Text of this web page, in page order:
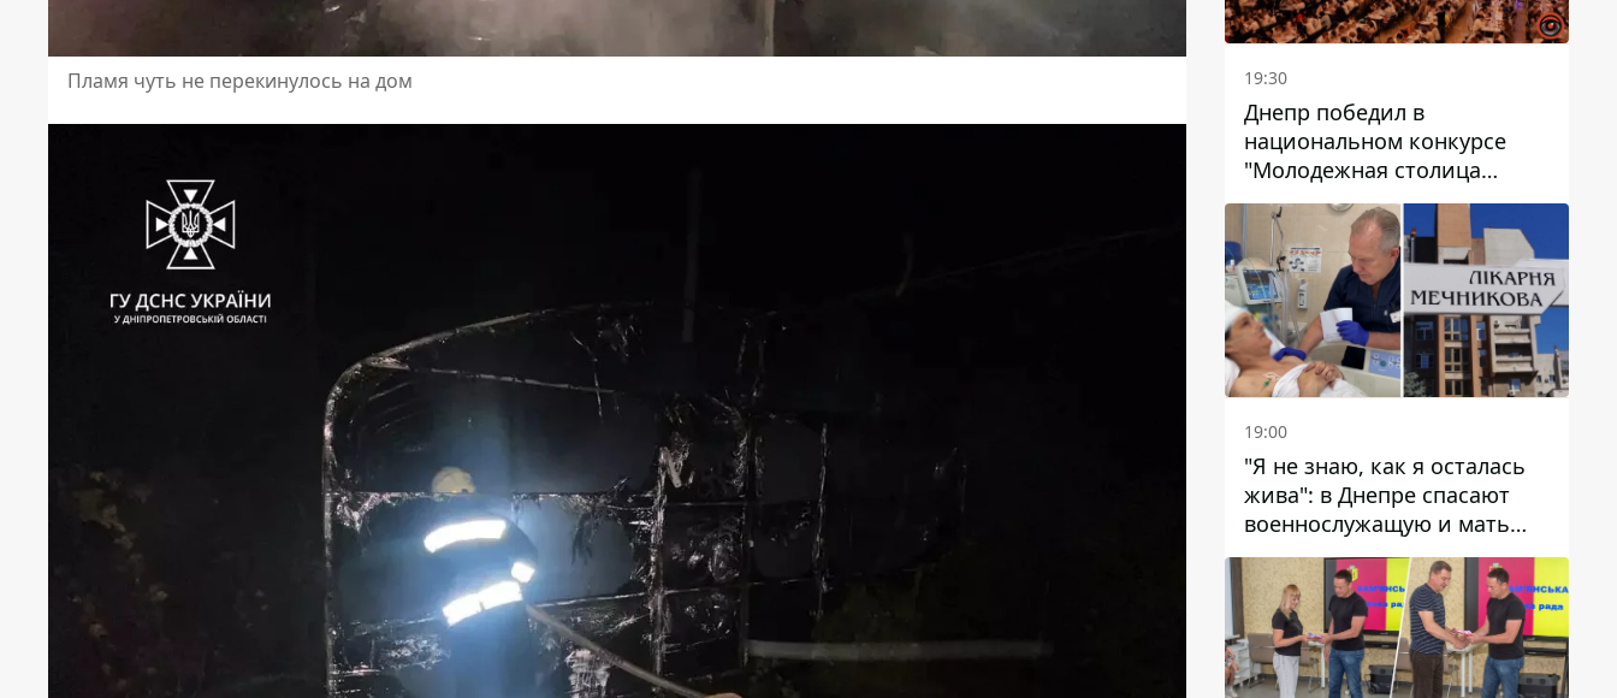
Пламя чуть не перекинулось на дом 19:30
Днепр победил в
национальном конкурсе
"Молодежная столица
Украины – 2026"
19:00
"Я не знаю, как я осталась
жива": в Днепре спасают
военнослужащую и мать
четверых детей, которую
ранил КАБ